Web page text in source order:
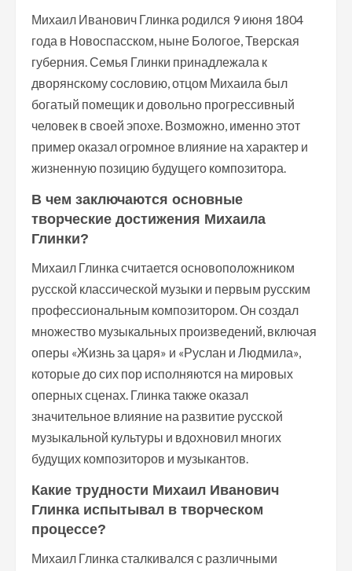
Михаил Иванович Глинка родился 9 июня 1804
года в Новоспасском, ныне Бологое, Тверская
губерния. Семья Глинки принадлежала к
дворянскому сословию, отцом Михаила был
богатый помещик и довольно прогрессивный
человек в своей эпохе. Возможно, именно этот
пример оказал огромное влияние на характер и
жизненную позицию будущего композитора.
В чем заключаются основные
творческие достижения Михаила
Глинки?
Михаил Глинка считается основоположником
русской классической музыки и первым русским
профессиональным композитором. Он создал
множество музыкальных произведений, включая
оперы «Жизнь за царя» и «Руслан и Людмила»,
которые до сих пор исполняются на мировых
оперных сценах. Глинка также оказал
значительное влияние на развитие русской
музыкальной культуры и вдохновил многих
будущих композиторов и музыкантов.
Какие трудности Михаил Иванович
Глинка испытывал в творческом
процессе?
Михаил Глинка сталкивался с различными